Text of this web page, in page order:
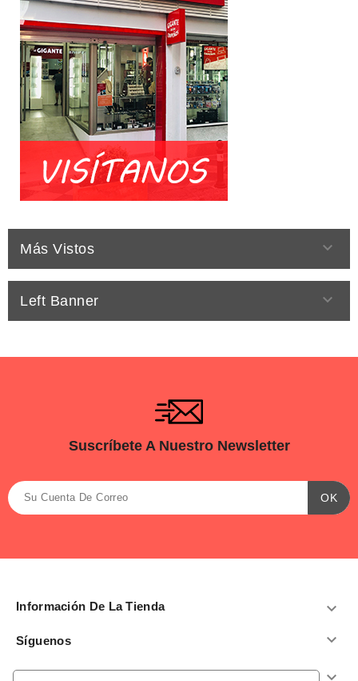
Más Vistos 
Left Banner 
Suscríbete A Nuestro Newsletter
Información De La Tienda 
Síguenos 
Productos